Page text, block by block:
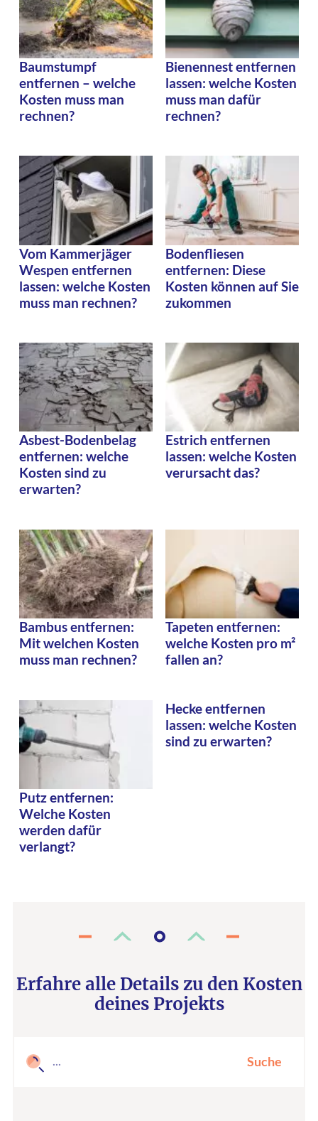
Baumstumpf
entfernen – welche
Kosten muss man
rechnen?
Bienennest entfernen
lassen: welche Kosten
muss man dafür
rechnen?
Vom Kammerjäger
Wespen entfernen
lassen: welche Kosten
muss man rechnen?
Bodenfliesen
entfernen: Diese
Kosten können auf Sie
zukommen
Asbest-Bodenbelag
entfernen: welche
Kosten sind zu
erwarten?
Estrich entfernen
lassen: welche Kosten
verursacht das?
Bambus entfernen:
Mit welchen Kosten
muss man rechnen?
Tapeten entfernen:
welche Kosten pro m²
fallen an?
Putz entfernen:
Welche Kosten
werden dafür
verlangt?
Hecke entfernen
lassen: welche Kosten
sind zu erwarten?
Erfahre alle Details zu den Kosten
deines Projekts
Suche